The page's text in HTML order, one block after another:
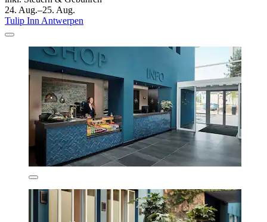
24. Aug.–25. Aug.
Tulip Inn Antwerpen